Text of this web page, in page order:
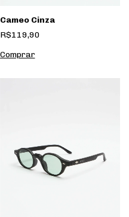
Cameo Cinza
R$119,90